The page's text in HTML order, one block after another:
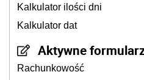
Kalkulator ilości dni
Kalkulator dat
Aktywne
Rachunkowość